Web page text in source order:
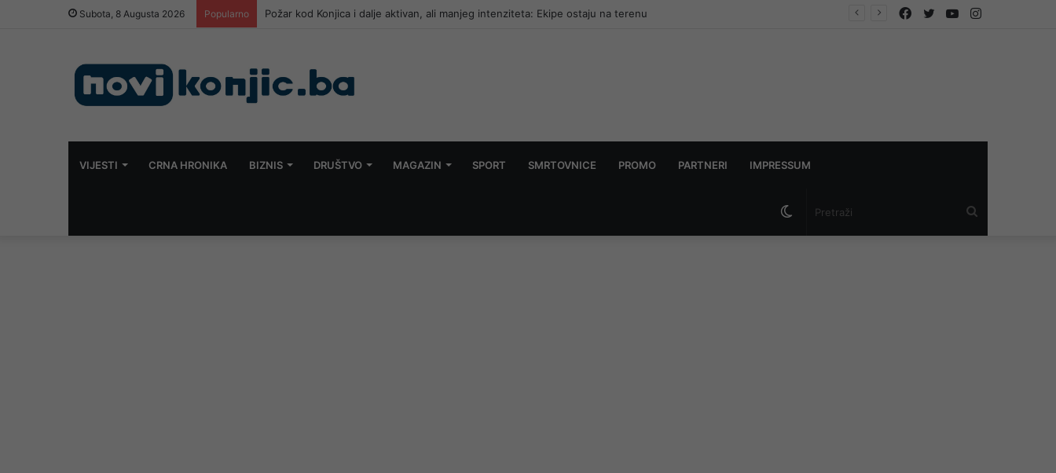
Subota, 8 Augusta 2026 Popularno „Jablanica 2026“ ulazi u završnicu: Poznati polufinalisti YouTube
Twitter
Facebook
VIJESTI CRNA HRONIKA BIZNIS DRUŠTVO MAGAZIN SPORT SMRTOVNICE PROMO PARTNERI IMPRESSUM
Switch